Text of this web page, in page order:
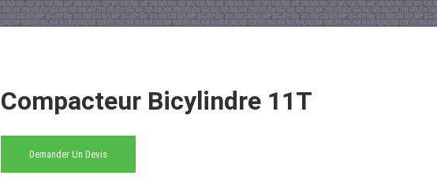
Compacteur Bicylindre 11T
Demander Un Devis